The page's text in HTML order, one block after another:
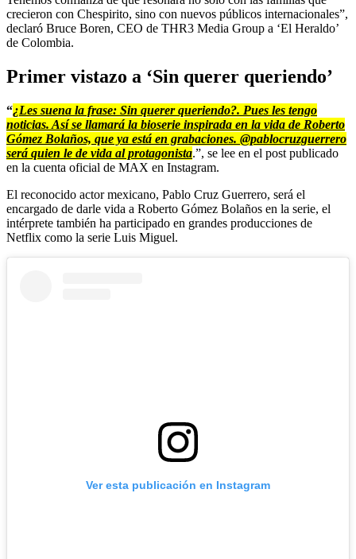
crecieron con Chespirito, sino con nuevos públicos internacionales”,
declaró Bruce Boren, CEO de THR3 Media Group a ‘El Heraldo’
de Colombia.
Primer vistazo a ‘Sin querer queriendo’
“¿Les suena la frase: Sin querer queriendo?. Pues les tengo
noticias. Así se llamará la bioserie inspirada en la vida de Roberto
Gómez Bolaños, que ya está en grabaciones. @pablocruzguerrero
será quien le de vida al protagonista.”, se lee en el post publicado
en la cuenta oficial de MAX en Instagram.
El reconocido actor mexicano, Pablo Cruz Guerrero, será el
encargado de darle vida a Roberto Gómez Bolaños en la serie, el
intérprete también ha participado en grandes producciones de
Netflix como la serie Luis Miguel.
Ver esta publicación en Instagram